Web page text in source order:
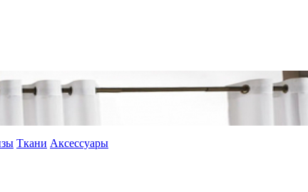
Ткани Аксессуары